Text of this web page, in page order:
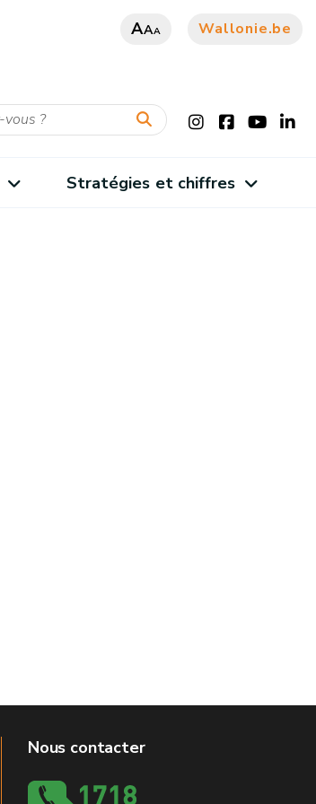
AAA Wallonie.be
Stratégies et chiffres
Nous contacter